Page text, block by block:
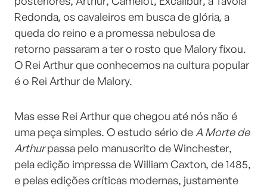
Redonda, os cavaleiros em busca de glória, a
queda do reino e a promessa nebulosa de
retorno passaram a ter o rosto que Malory fixou.
O Rei Arthur que conhecemos na cultura popular
é o Rei Arthur de Malory.
Mas esse Rei Arthur que chegou até nós não é
uma peça simples. O estudo sério de A Morte de
Arthurpassa pelo manuscrito de Winchester,
pela edição impressa de William Caxton, de 1485,
e pelas edições críticas modernas, justamente